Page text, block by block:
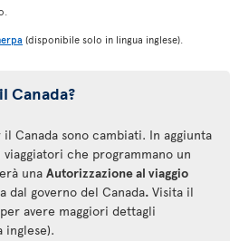
(disponibile solo in lingua inglese).
Canada?
Canada sono cambiati. In aggiunta
che programmano un
una Autorizzazione al viaggio
dal governo del Canada. Visita il
per avere maggiori dettagli
inglese).